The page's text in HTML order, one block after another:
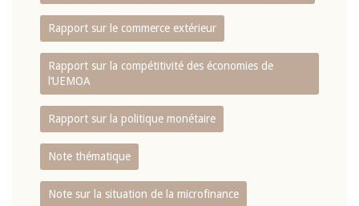
Rapport sur le commerce extérieur
Rapport sur la compétitivité des économies de
l‘UEMOA
Rapport sur la politique monétaire
Note thématique
Note sur la situation de la microfinance